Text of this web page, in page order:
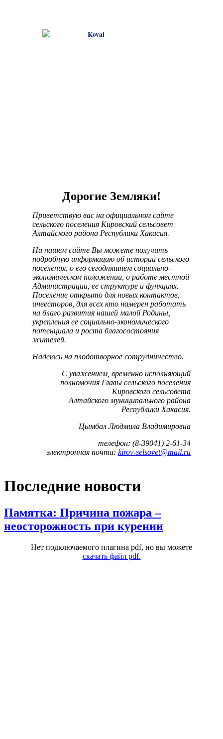
Дорогие Земляки!
Приветствую вас на официальном сайте
сельского поселения Кировский сельсовет
Алтайского района Республики Хакасия.
На нашем сайте Вы можете получить
подробную информацию об истории сельского
поселения, о его сегодняшнем социально-
экономическом положении, о работе местной
Администрации, ее структуре и функциях.
Поселение открыто для новых контактов,
инвесторов, для всех кто намерен работать
на благо развития нашей малой Родины,
укрепления ее социально-экономического
потенциала и роста благосостояния
жителей.
Надеюсь на плодотворное сотрудничество.
С уважением, временно исполняющий
полномочия Главы сельского поселения
Кировского сельсовета
Алтайского муниципального района
Республики Хакасия.
Цымбал Людмила Владимировна
телефон: (8-39041) 2-61-34
электронная почта: kirov-selsovet@mail.ru
Последние новости
Памятка: Причина пожара –
неосторожность при курении
Нет подключаемого плагина pdf, но вы можете
скачать файл pdf.